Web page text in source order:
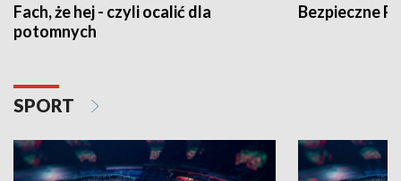
Fach, że hej - czyli ocalić dla
potomnych
Bezpieczne
SPORT